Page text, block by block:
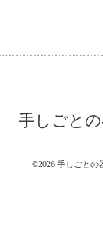
手しごと
©2026 手しごとの